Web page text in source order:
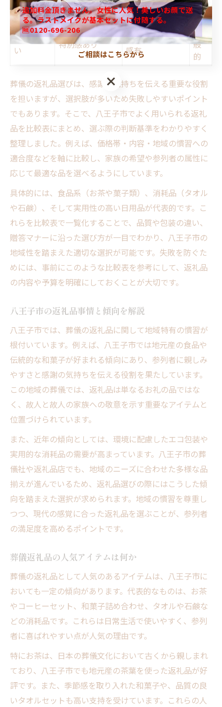
実用性
品含む）
高い
い
包装の違
い
特別感あり
シンプル～高級
感有
一
般
的
葬儀の返礼品選びは、感謝の気持ちを伝える重要な役割
を担いますが、選択肢が多いため失敗しやすいポイント
でもあります。そこで、八王子市でよく用いられる返礼
品を比較表にまとめ、選ぶ際の判断基準をわかりやすく
整理しました。例えば、価格帯・内容・地域の慣習への
適合度などを軸に比較し、家族の希望や参列者の属性に
応じて最適な品を選べるようにしています。
具体的には、食品系（お茶や菓子類）、消耗品（タオル
や石鹸）、そして実用性の高い日用品が代表的です。こ
れらを比較表で一覧化することで、品質や包装の違い、
贈答マナーに沿った選び方が一目でわかり、八王子市の
地域性を踏まえた適切な選択が可能です。失敗を防ぐた
めには、事前にこのような比較表を参考にして、返礼品
の内容や予算を明確にしておくことが大切です。
八王子市の返礼品事情と傾向を解説
八王子市では、葬儀の返礼品に関して地域特有の慣習が
根付いています。例えば、八王子市では地元産の食品や
伝統的な和菓子が好まれる傾向にあり、参列者に親しみ
やすさと感謝の気持ちを伝える役割を果たしています。
この地域の葬儀では、返礼品は単なるお礼の品ではな
く、故人と故人の家族への敬意を示す重要なアイテムと
位置づけられています。
また、近年の傾向としては、環境に配慮したエコ包装や
実用的な消耗品の需要が高まっています。八王子市の葬
儀社や返礼品店でも、地域のニーズに合わせた多様な品
揃えが進んでいるため、返礼品選びの際にはこうした傾
向を踏まえた選択が求められます。地域の慣習を尊重し
つつ、現代の感覚に合った返礼品を選ぶことが、参列者
の満足度を高めるポイントです。
葬儀返礼品の人気アイテムは何か
葬儀の返礼品として人気のあるアイテムは、八王子市に
おいても一定の傾向があります。代表的なものは、お茶
やコーヒーセット、和菓子詰め合わせ、タオルや石鹸な
どの消耗品です。これらは日常生活で使いやすく、参列
者に喜ばれやすい点が人気の理由です。
特にお茶は、日本の葬儀文化において古くから親しまれ
ており、八王子市でも地元産の茶葉を使った返礼品が好
評です。また、季節感を取り入れた和菓子や、品質の良
いタオルセットも高い支持を受けています。これらの人
追加料金頂きません。女性に人気！美しいお顔で送
る。ラストメイクが基本セットに付随する。
🆓0120-696-206
ご相談はこちらから